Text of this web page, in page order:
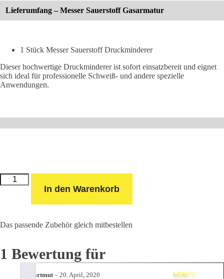
Lieferumfang – Messer Sauerstoff Gasarmatur
1 Stück Messer Sauerstoff Druckminderer
Dieser hochwertige Druckminderer ist sofort einsatzbereit und eignet
sich ideal für professionelle Schweiß- und andere spezielle
Anwendungen.
Messer
Sauerstoff
In den Warenkorb
Das passende Zubehör gleich mitbestellen
1 Bewertung für
Hartmut – 20. April, 2020